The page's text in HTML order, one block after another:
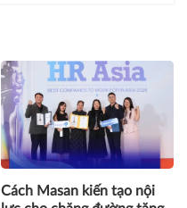
Cách Masan kiến tạo nội